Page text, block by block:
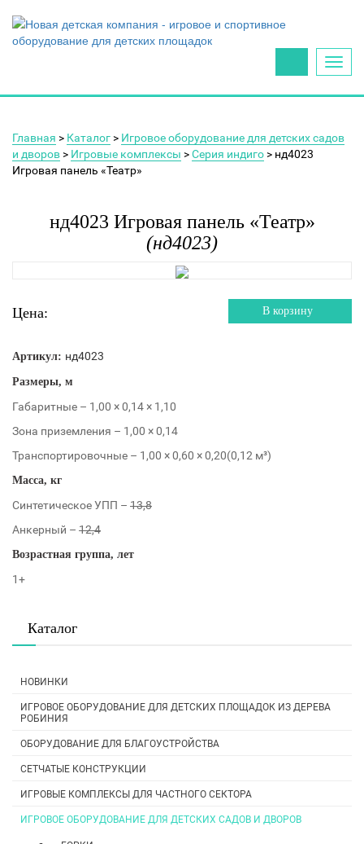
Главная > Каталог > Игровое оборудование для детских садов
и дворов > Игровые комплексы >Серия индиго > нд4023
Игровая панель «Театр»
нд4023 Игровая панель «Театр»
(нд4023)
Цена: В корзину
Артикул: нд4023
Размеры, м
Габаритные – 1,00 × 0,14 × 1,10
Зона приземления – 1,00 × 0,14
Транспортировочные – 1,00 × 0,60 × 0,20(0,12 м³)
Масса, кг
Синтетическое УПП – 13,8
Анкерный – 12,4
Возрастная группа, лет
1+
Каталог
НОВИНКИ
ИГРОВОЕ ОБОРУДОВАНИЕ ДЛЯ ДЕТСКИХ ПЛОЩАДОК ИЗ ДЕРЕВА
РОБИНИЯ
ОБОРУДОВАНИЕ ДЛЯ БЛАГОУСТРОЙСТВА
СЕТЧАТЫЕ КОНСТРУКЦИИ
ИГРОВЫЕ КОМПЛЕКСЫ ДЛЯ ЧАСТНОГО СЕКТОРА
ИГРОВОЕ ОБОРУДОВАНИЕ ДЛЯ ДЕТСКИХ САДОВ И ДВОРОВ